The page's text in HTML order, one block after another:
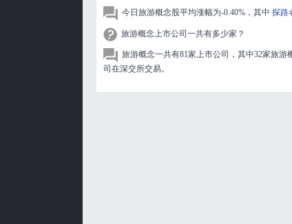
今日旅游概念股平均涨幅为-0.40%，其中 探路
旅游概念上市公司一共有多少家？
旅游概念一共有81家上市公司，其中32家旅游
司在深交所交易。